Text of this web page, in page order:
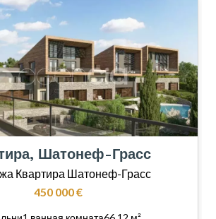
Шатонеф-Грасс
Квартира Шатонеф-Грасс
450 000 €